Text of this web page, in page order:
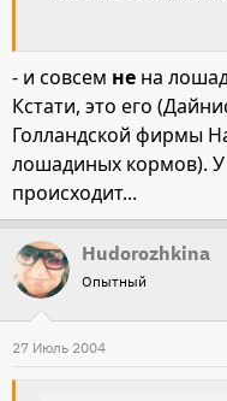
- и совсем не на
Кстати, это его
Голландской фирмы
лошадиных кормов). У
происходит...
Hudorozhkina
Опытный
27 Июль 2004